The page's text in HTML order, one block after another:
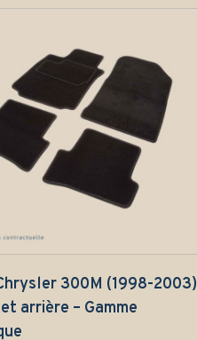
300M (1998-2003)
arrière – Gamme